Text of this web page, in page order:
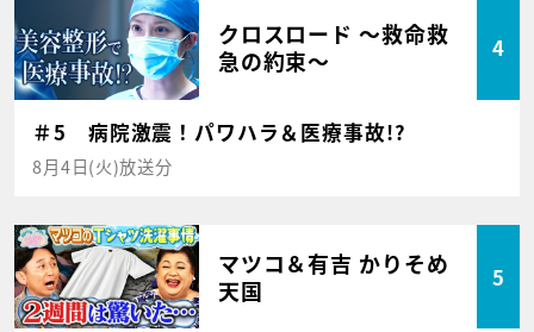
クロスロード ～救命救
急の約束～
4
＃5 病院激震！パワハラ＆医療事故!?
8月4日(火)放送分
マツコ＆有吉 かりそめ
天国
5